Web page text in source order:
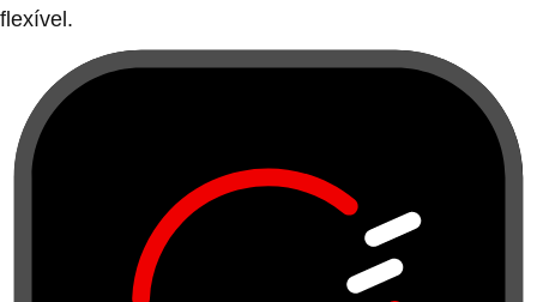
flexível.